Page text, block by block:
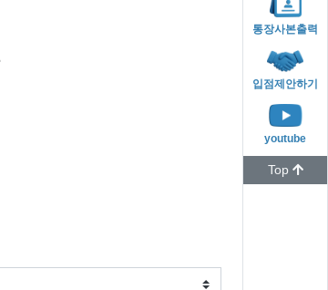
통장사본출력
입점제안하기
youtube
Top